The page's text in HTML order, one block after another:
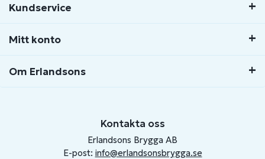
Kundservice
Mitt konto
Om Erlandsons
Kontakta oss
Erlandsons Brygga AB
E-post: info@erlandsonsbrygga.se